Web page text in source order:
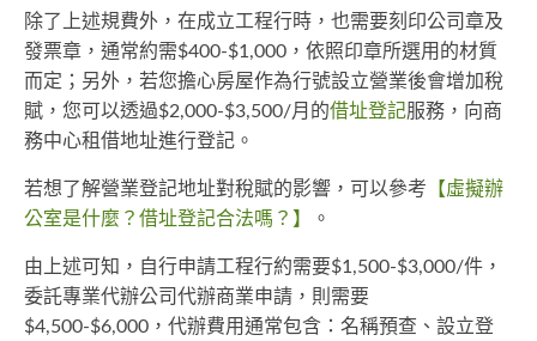
除了上述規費外，在成立工程行時，也需要刻印公司章及
發票章，通常約需$400-$1,000，依照印章所選用的材質
而定；另外，若您擔心房屋作為行號設立營業後會增加稅
賦，您可以透過$2,000-$3,500/月的借址登記服務，向商
務中心租借地址進行登記。
若想了解營業登記地址對稅賦的影響，可以參考 【虛擬辦
公室是什麼？借址登記合法嗎？】
。
由上述可知，自行申請工程行約需要$1,500-$3,000/件，
委託專業代辦公司代辦商業申請，則需要
$4,500-$6,000，代辦費用通常包含：名稱預查、設立登